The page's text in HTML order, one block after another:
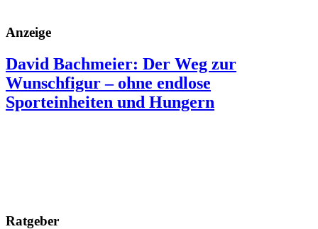
Anzeige
David Bachmeier: Der Weg zur
Wunschfigur – ohne endlose
Sporteinheiten und Hungern
Ratgeber